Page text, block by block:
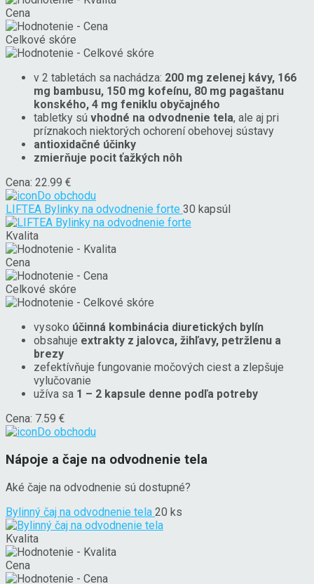
Cena
Celkové skóre
v 2 tabletách sa nachádza: 200 mg zelenej kávy, 166
mg bambusu, 150 mg kofeínu, 80 mg pagaštanu
konského, 4 mg feniklu obyčajného
tabletky sú vhodné na odvodnenie tela, ale aj pri
príznakoch niektorých ochorení obehovej sústavy
antioxidačné účinky
zmierňuje pocit ťažkých nôh
Cena: 22.99 €
Do obchodu
LIFTEA Bylinky na odvodnenie forte 30 kapsúl
Kvalita
Cena
Celkové skóre
vysoko účinná kombinácia diuretických bylín
obsahuje extrakty z jalovca, žihľavy, petržlenu a
brezy
zefektívňuje fungovanie močových ciest a zlepšuje
vylučovanie
užíva sa 1 – 2 kapsule denne podľa potreby
Cena: 7.59 €
Do obchodu
Nápoje a čaje na odvodnenie tela
Aké čaje na odvodnenie sú dostupné?
Bylinný čaj na odvodnenie tela 20 ks
Kvalita
Cena